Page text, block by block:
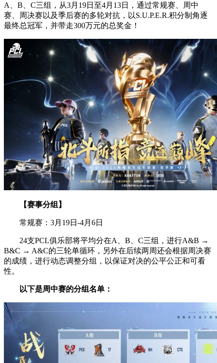
A、B、C三组，从3月19日至4月13日，通过常规赛、周中
赛、周决赛以及季后赛的多轮对抗，以S.U.P.E.R.积分制角逐
最终总冠军，并带走300万元的总奖金！
【赛事分组】
常规赛：3月19日-4月6日
24支PCL俱乐部将平均分在A、B、C三组，进行A&B →
B&C → A&C的三轮单循环，另外在后续两周还会根据周决赛
的成绩，进行动态调整分组，以保证对决的公平公正和可看
性。
以下是周中赛的分组名单：